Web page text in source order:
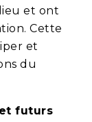
et ont
Cette
et
du
futurs